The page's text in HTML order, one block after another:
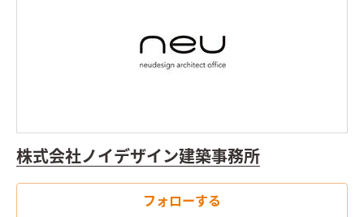
株式会社ノイデザイン建築事務所
フォローする